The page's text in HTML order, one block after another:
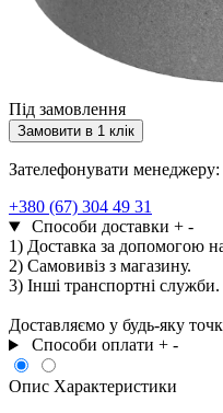
Під замовлення
Замовити в 1 клік
Зателефонувати менеджеру:
+380 (67) 304 49 31
Способи доставки + -
1) Доставка за допомогою
2) Самовивіз з магазину.
3) Інші транспортні служби.
Доставляємо у будь-яку
Способи оплати + -
Опис Характеристики